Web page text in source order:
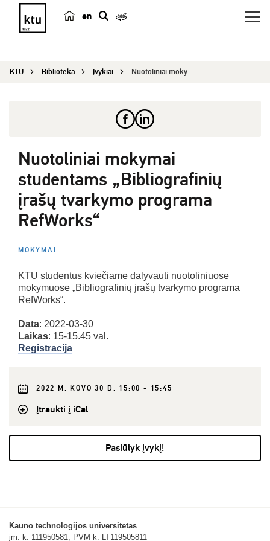
en
e
KTU Biblioteka Įvykiai Nuotoliniai mokymai studentams „Bibliografinių į...
Nuotoliniai mokymai
studentams „Bibliografinių
įrašų tvarkymo programa
RefWorks“
MOKYMAI
KTU studentus kviečiame dalyvauti nuotoliniuose
mokymuose „Bibliografinių įrašų tvarkymo programa
RefWorks“.
Data: 2022-03-30
Laikas: 15-15.45 val.
Registracija
2022 M. KOVO 30 D. 15:00 - 15:45
Įtraukti į iCal
Pasiūlyk įvykį!
Kauno technologijos universitetas
įm. k. 111950581, PVM k. LT119505811